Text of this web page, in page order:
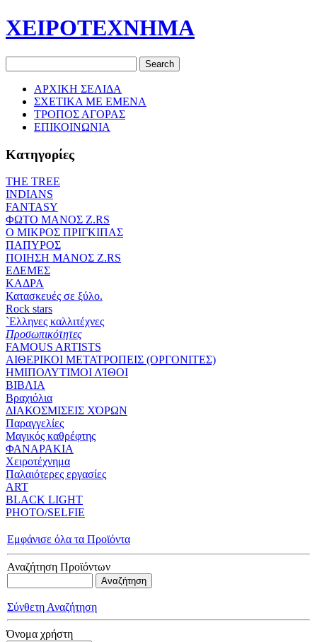
ΧΕΙΡΟΤΕΧΝΗΜΑ
ΑΡΧΙΚΗ ΣΕΛΙΔΑ
ΣΧΕΤΙΚΑ ΜΕ ΕΜΕΝΑ
ΤΡΟΠΟΣ ΑΓΟΡΑΣ
ΕΠΙΚΟΙΝΩΝΙΑ
Κατηγορίες
THE TREE
ΙΝDIANS
FANTASY
ΦΩΤΟ ΜΑΝΟΣ Ζ.RS
O ΜΙΚΡΟΣ ΠΡΙΓΚΙΠΑΣ
ΠΑΠΥΡΟΣ
ΠΟΙΗΣΗ ΜΑΝΟΣ Ζ.RS
ΕΔΕΜΕΣ
ΚΑΔΡΑ
Κατασκευές σε ξύλο.
Rock stars
`Eλληνες καλλιτέχνες
Προσωπικότητες
FAMOUS ARTISTS
ΑΙΘΕΡΙΚΟΙ ΜΕΤΑΤΡΟΠΕΙΣ (ΟΡΓΟΝΙΤΕΣ)
ΗΜΙΠΟΛΥΤΙΜΟΙ ΛΊΘΟΙ
ΒΙΒΛΙΑ
Βραχιόλια
ΔΙΑΚΟΣΜΙΣΕΙΣ ΧΌΡΩΝ
Παραγγελίες
Μαγικός καθρέφτης
ΦΑΝΑΡΑΚΙΑ
Xειροτέχνημα
Παλαιότερες εργασίες
ART
BLACK LIGHT
PHOTO/SELFIE
Εμφάνισε όλα τα Προϊόντα
Αναζήτηση Προϊόντων
Σύνθετη Αναζήτηση
Όνομα χρήστη